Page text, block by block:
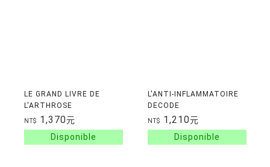
LE GRAND LIVRE DE
L'ARTHROSE
NT$ 1,370元
L'ANTI-INFLAMMATOIRE
DECODE
NT$ 1,210元